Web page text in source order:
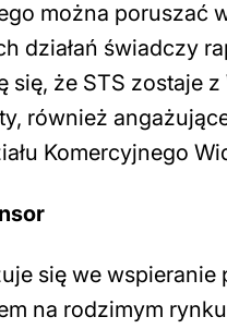
można poruszać
działań świadczy
się, że STS
również
Komercyjnego
się we
na rodzimym